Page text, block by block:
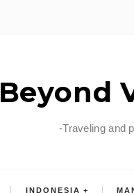
Beyond
-Traveling and
INDONESIA